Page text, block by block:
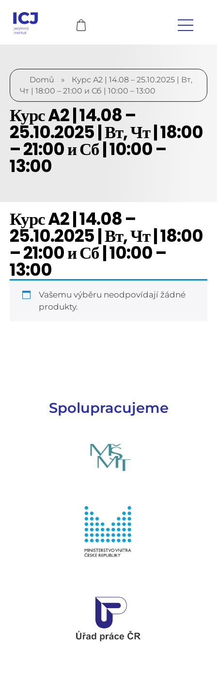
Domů »
Курс A2 | 14.08 – 25.10.2025 | Вт,
Чт | 18:00 – 21:00 и Сб | 10:00 – 13:00
Курс A2 | 14.08 –
25.10.2025 | Вт, Чт | 18:00
– 21:00 и Сб | 10:00 –
13:00
Курс A2 | 14.08 –
25.10.2025 | Вт, Чт | 18:00
– 21:00 и Сб | 10:00 –
13:00
Vašemu výběru neodpovídají žádné
produkty.
Spolupracujeme